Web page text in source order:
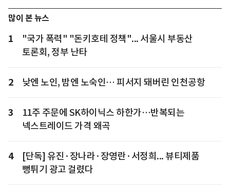
많이 본 뉴스
1
"국가 폭력" "돈키호테 정책"... 서울시 부동산
토론회, 정부 난타
2 낮엔 노인, 밤엔 노숙인… 피서지 돼버린 인천공항
3
11주 주문에 SK하이닉스 하한가…반복되는
넥스트레이드 가격 왜곡
4
[단독] 유진·장나라·장영란·서정희... 뷰티제품
뻥튀기 광고 걸렸다